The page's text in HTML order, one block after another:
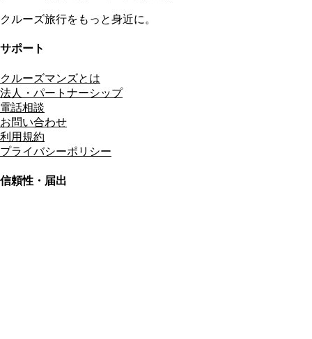
クルーズ旅行をもっと身近に。
サポート
クルーズマンズとは
法人・パートナーシップ
電話相談
お問い合わせ
利用規約
プライバシーポリシー
信頼性・届出